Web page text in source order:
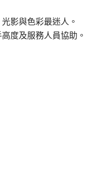
影與色彩最迷人。
度及服務人員協助。